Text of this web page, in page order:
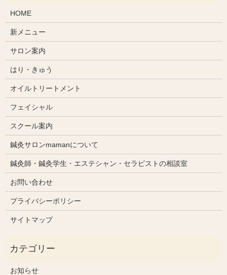
HOME
新メニュー
サロン案内
はり・きゅう
オイルトリートメント
フェイシャル
スクール案内
鍼灸サロンmamanについて
鍼灸師・鍼灸学生・エステシャン・セラピストの相談室
お問い合わせ
プライバシーポリシー
サイトマップ
お知らせ